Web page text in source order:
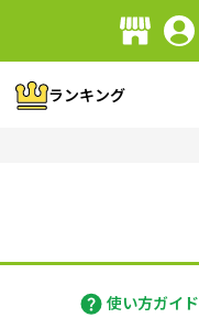
ランキング
使い方ガイド